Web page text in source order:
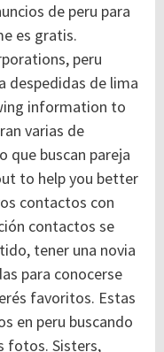
de peru para
es gratis.
peru
despedidas de lima
information to
varias de
que buscan pareja
to help you better
contactos con
contactos se
tener una novia
para conocerse
favoritos. Estas
en peru buscando
fotos. Sisters,